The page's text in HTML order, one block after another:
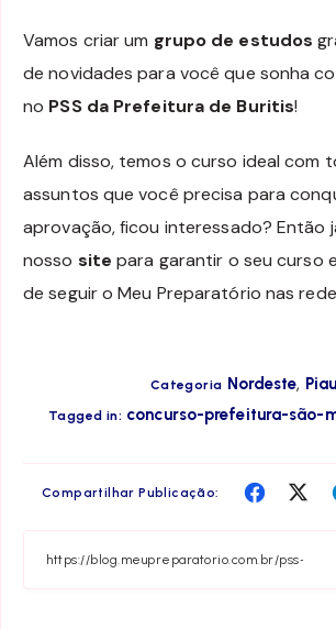
Vamos criar um grupo de estudos
de novidades para você que sonha
no PSS da Prefeitura de Buritis!
Além disso, temos o curso ideal com
assuntos que você precisa para
aprovação, ficou interessado? Então
nosso site para garantir o seu curso
de seguir o Meu Preparatório nas
Categoria Nordeste,
Tagged in: concurso-prefeitura-são-
Compartilhar Publicação:
Facebook